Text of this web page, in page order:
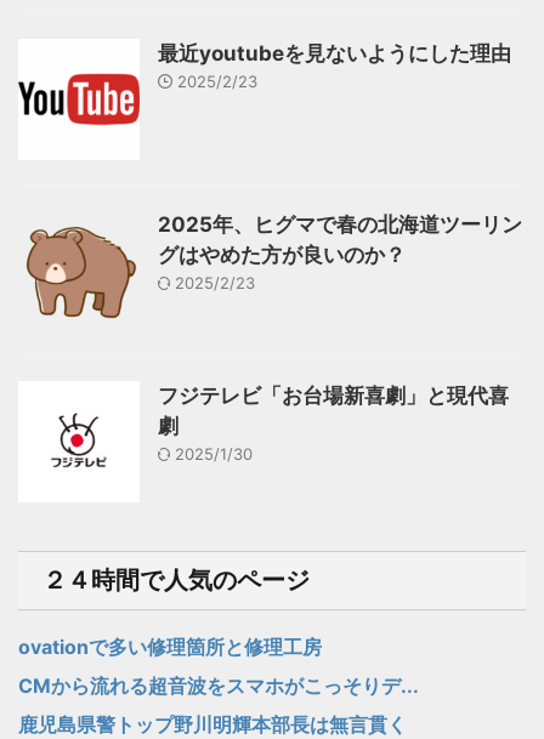
最近youtubeを見ないようにした理由
2025/2/23
2025年、ヒグマで春の北海道ツーリン
グはやめた方が良いのか？
2025/2/23
フジテレビ「お台場新喜劇」と現代喜
劇
2025/1/30
２４時間で人気のページ
ovationで多い修理箇所と修理工房
CMから流れる超音波をスマホがこっそりデ...
鹿児島県警トップ野川明輝本部長は無言貫く